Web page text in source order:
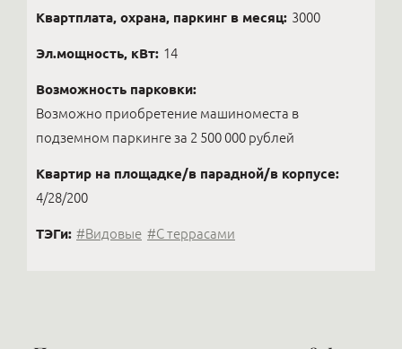
Квартплата, охрана, паркинг в месяц: 3000
Эл.мощность, кВт: 14
Возможность парковки:
Возможно приобретение машиноместа в
подземном паркинге за 2 500 000 рублей
Квартир на площадке/в парадной/в корпусе:
4/28/200
ТЭГи: #Видовые #С террасами